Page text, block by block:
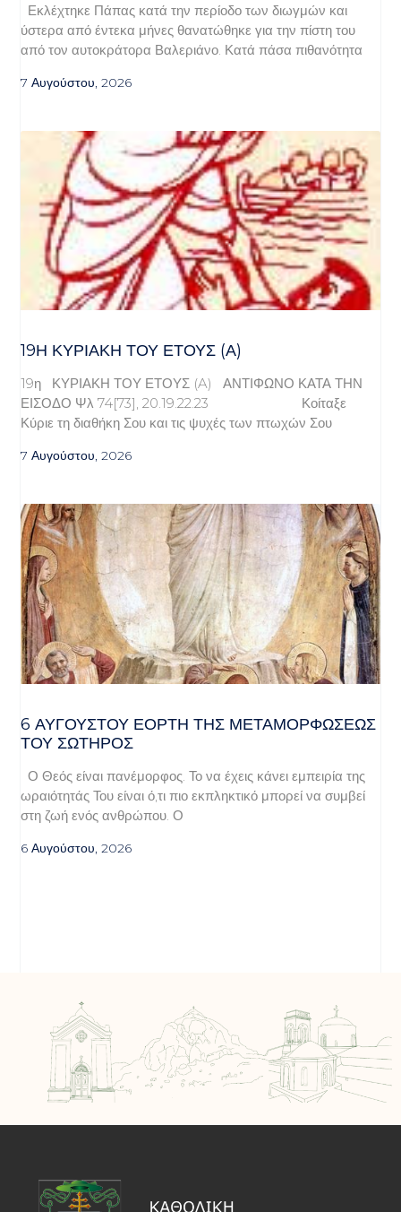
Εκλέχτηκε Πάπας κατά την περίοδο των διωγμών και
ύστερα από έντεκα μήνες θανατώθηκε για την πίστη του
από τον αυτοκράτορα Βαλεριάνο. Κατά πάσα πιθανότητα
7 Αυγούστου, 2026
19Η ΚΥΡΙΑΚΉ ΤΟΥ ΈΤΟΥΣ (Α)
19η ΚΥΡΙΑΚΗ ΤΟΥ ΕΤΟΥΣ (A) ΑΝΤΙΦΩΝΟ ΚΑΤΑ ΤΗΝ
ΕΙΣΟΔΟ Ψλ 74[73], 20.19.22.23 Κοίταξε
Κύριε τη διαθήκη Σου και τις ψυχές των πτωχών Σου
7 Αυγούστου, 2026
6 ΑΥΓΟΥΣΤΟΥ ΕΟΡΤΗ ΤΗΣ ΜΕΤΑΜΟΡΦΩΣΕΩΣ
ΤΟΥ ΣΩΤΗΡΟΣ
Ο Θεός είναι πανέμορφος. Το να έχεις κάνει εμπειρία της
ωραιότητάς Του είναι ό,τι πιο εκπληκτικό μπορεί να συμβεί
στη ζωή ενός ανθρώπου. Ο
6 Αυγούστου, 2026